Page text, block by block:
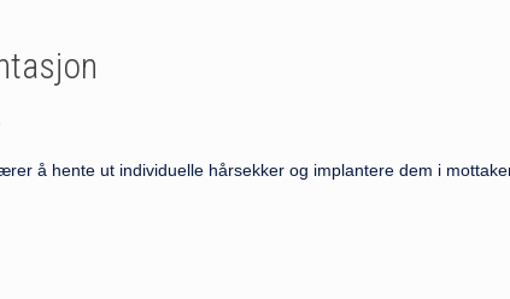
å hente ut individuelle hårsekker og implantere dem i